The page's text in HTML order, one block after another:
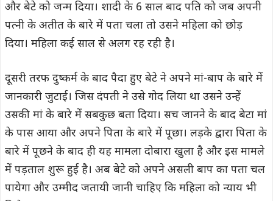
और बेटे को जन्म दिया। शादी के 6 साल बाद पति को जब अपनी
पत्नी के अतीत के बारे में पता चला तो उसने महिला को छोड़
दिया। महिला कई साल से अलग रह रही है।
दूसरी तरफ दुष्कर्म के बाद पैदा हुए बेटे ने अपने मां-बाप के बारे में
जानकारी जुटाई। जिस दंपती ने उसे गोद लिया था उसने उन्हें
उसकी मां के बारे में सबकुछ बता दिया। सच जानने के बाद बेटा मां
के पास आया और अपने पिता के बारे में पूछा। लड़के द्वारा पिता के
बारे में पूछने के बाद ही यह मामला दोबारा खुला है और इस मामले
में पड़ताल शुरू हुई है। अब बेटे को अपने असली बाप का पता चल
पायेगा और उम्मीद जतायी जानी चाहिए कि महिला को न्याय भी